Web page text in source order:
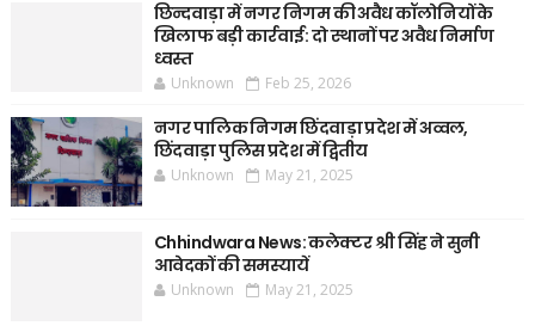
छिन्दवाड़ा में नगर निगम की अवैध कॉलोनियों के
खिलाफ बड़ी कार्रवाई: दो स्थानों पर अवैध निर्माण
ध्वस्त
Unknown Feb 25, 2026
नगर पालिक निगम छिंदवाड़ा प्रदेश में अव्वल,
छिंदवाड़ा पुलिस प्रदेश में द्वितीय
Unknown May 21, 2025
Chhindwara News: कलेक्टर श्री सिंह ने सुनी
आवेदकों की समस्यायें
Unknown May 21, 2025